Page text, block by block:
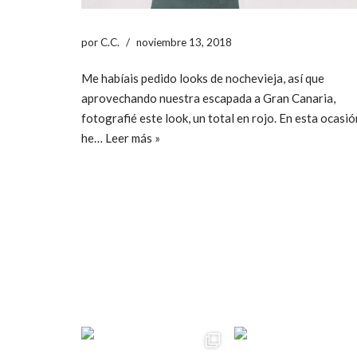
porC.C. noviembre 13, 2018
Me habíais pedido looks de nochevieja, así que
aprovechando nuestra escapada a Gran Canaria,
fotografié este look, un total en rojo. En esta
he… Leer más »